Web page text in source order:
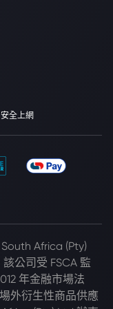
安全上網
Africa (Pty)
公司受 FSCA 監
年金融市場法
外衍生性商品供應